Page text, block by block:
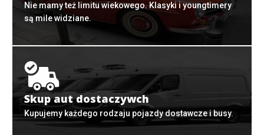
Nie mamy też limitu wiekowego. Klasyki i youngtimery
są mile widziane.
Skup aut dostaczywch
Kupujemy każdego rodzaju pojazdy dostawcze i busy.